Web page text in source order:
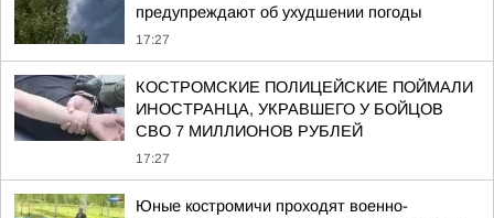
предупреждают об ухудшении погоды
17:27
КОСТРОМСКИЕ ПОЛИЦЕЙСКИЕ ПОЙМАЛИ
ИНОСТРАНЦА, УКРАВШЕГО У БОЙЦОВ
СВО 7 МИЛЛИОНОВ РУБЛЕЙ
17:27
Юные костромичи проходят военно-